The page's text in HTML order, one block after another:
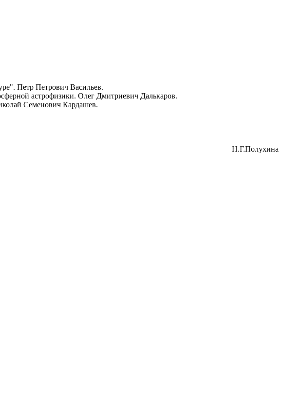
Петр Петрович Васильев.
астрофизики. Олег Дмитриевич Далькаров.
Семенович Кардашев.
Н.Г.Полухина